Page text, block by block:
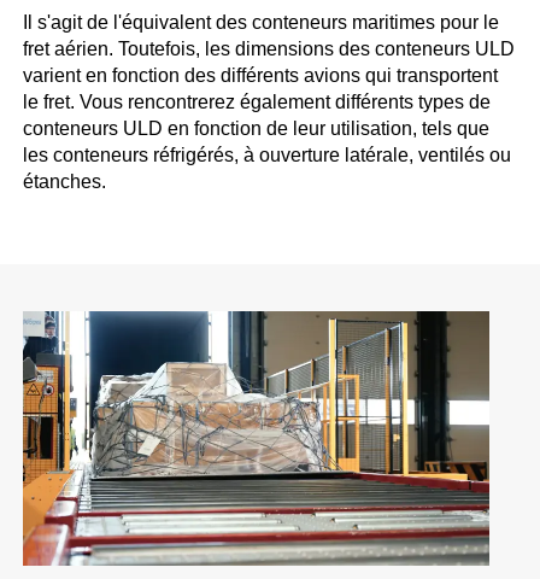
Il s'agit de l'équivalent des conteneurs maritimes pour le
fret aérien. Toutefois, les dimensions des conteneurs ULD
varient en fonction des différents avions qui transportent
le fret. Vous rencontrerez également différents types de
conteneurs ULD en fonction de leur utilisation, tels que
les conteneurs réfrigérés, à ouverture latérale, ventilés ou
étanches.